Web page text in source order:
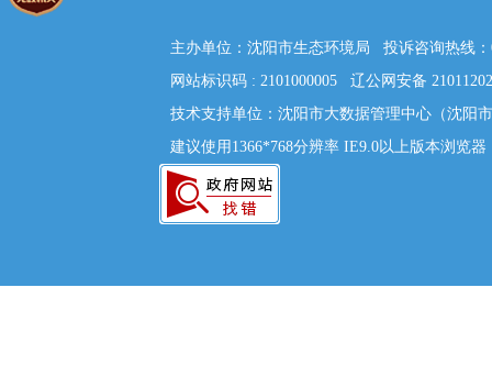
主办单位：沈阳市生态环境局 投诉咨询热线
网站标识码 : 2101000005 辽公网安备
技术支持单位：沈阳市大数据管理中心（沈阳
建议使用1366*768分辨率 IE9.0以上版本浏览